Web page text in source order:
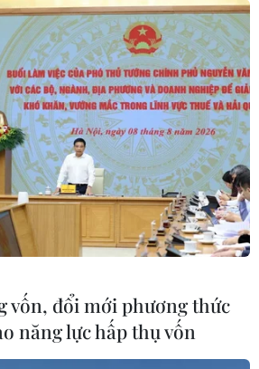
khu 9.
lính Biên phòng trong
vốn, đổi mới phương thức
năng lực hấp thụ vốn